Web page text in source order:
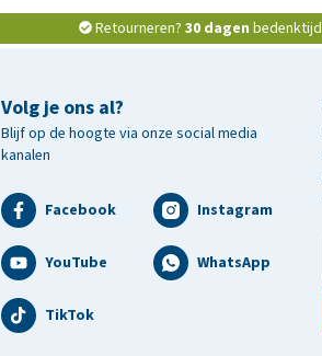
Retourneren? 30 dagen bedenktijd
Volg je ons al?
Blijf op de hoogte via onze social media
kanalen
Facebook Instagram
YouTube WhatsApp
TikTok